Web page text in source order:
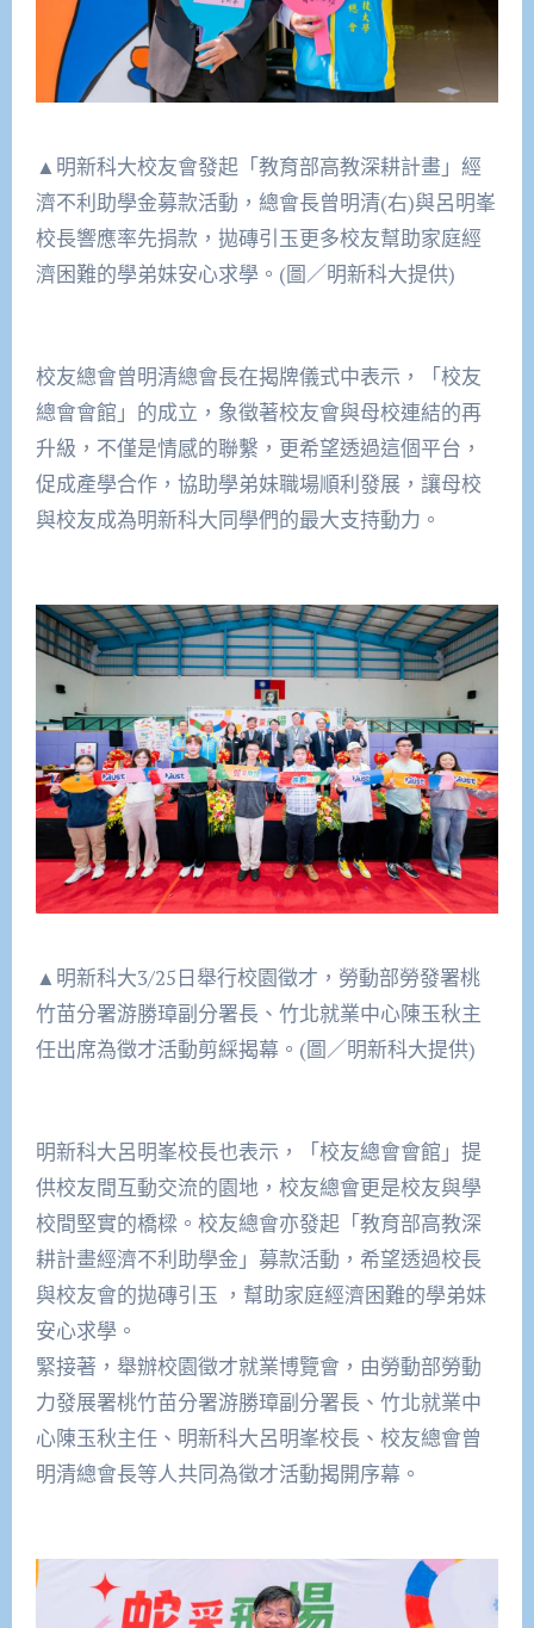
▲明新科大校友會發起「教育部高教深耕計畫」經
濟不利助學金募款活動，總會長曾明清(右)與呂明峯
校長響應率先捐款，拋磚引玉更多校友幫助家庭經
濟困難的學弟妹安心求學。(圖／明新科大提供)
校友總會曾明清總會長在揭牌儀式中表示，「校友
總會會館」的成立，象徵著校友會與母校連結的再
升級，不僅是情感的聯繫，更希望透過這個平台，
促成產學合作，協助學弟妹職場順利發展，讓母校
與校友成為明新科大同學們的最大支持動力。
▲明新科大3/25日舉行校園徵才，勞動部勞發署桃
竹苗分署游勝璋副分署長、竹北就業中心陳玉秋主
任出席為徵才活動剪綵揭幕。(圖／明新科大提供)
明新科大呂明峯校長也表示，「校友總會會館」提
供校友間互動交流的園地，校友總會更是校友與學
校間堅實的橋樑。校友總會亦發起「教育部高教深
耕計畫經濟不利助學金」募款活動，希望透過校長
與校友會的拋磚引玉 ，幫助家庭經濟困難的學弟妹
安心求學。
緊接著，舉辦校園徵才就業博覽會，由勞動部勞動
力發展署桃竹苗分署游勝璋副分署長、竹北就業中
心陳玉秋主任、明新科大呂明峯校長、校友總會曾
明清總會長等人共同為徵才活動揭開序幕。